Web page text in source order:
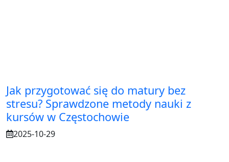
Jak przygotować się do matury bez
stresu? Sprawdzone metody nauki z
kursów w Częstochowie
2025-10-29